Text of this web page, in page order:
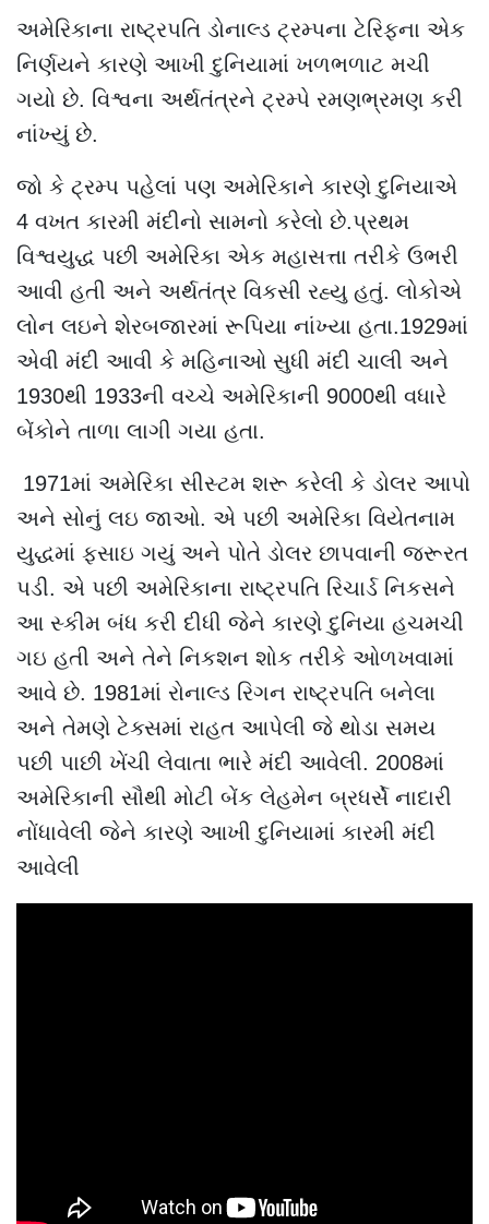
અમેરિકાના રાષ્ટ્રપતિ ડોનાલ્ડ ટ્રમ્પના ટેરિફના એક
નિર્ણયને કારણે આખી દુનિયામાં ખળભળાટ મચી
ગયો છે. વિશ્વના અર્થતંત્રને ટ્રમ્પે રમણભ્રમણ કરી
નાંખ્યું છે.
જો કે ટ્રમ્પ પહેલાં પણ અમેરિકાને કારણે દુનિયાએ
4 વખત કારમી મંદીનો સામનો કરેલો છે.પ્રથમ
વિશ્વયુદ્ધ પછી અમેરિકા એક મહાસત્તા તરીકે ઉભરી
આવી હતી અને અર્થતંત્ર વિકસી રહ્યુ હતું. લોકોએ
લોન લઇને શેરબજારમાં રૂપિયા નાંખ્યા હતા.1929માં
એવી મંદી આવી કે મહિનાઓ સુધી મંદી ચાલી અને
1930થી 1933ની વચ્ચે અમેરિકાની 9000થી વધારે
બેંકોને તાળા લાગી ગયા હતા.
1971માં અમેરિકા સીસ્ટમ શરૂ કરેલી કે ડોલર આપો
અને સોનું લઇ જાઓ. એ પછી અમેરિકા વિયેતનામ
યુદ્ધમાં ફસાઇ ગયું અને પોતે ડોલર છાપવાની જરૂરત
પડી. એ પછી અમેરિકાના રાષ્ટ્રપતિ રિચાર્ડ નિકસને
આ સ્કીમ બંધ કરી દીધી જેને કારણે દુનિયા હચમચી
ગઇ હતી અને તેને નિકશન શોક તરીકે ઓળખવામાં
આવે છે. 1981માં રોનાલ્ડ રિગન રાષ્ટ્રપતિ બનેલા
અને તેમણે ટેક્સમાં રાહત આપેલી જે થોડા સમય
પછી પાછી ખેંચી લેવાતા ભારે મંદી આવેલી. 2008માં
અમેરિકાની સૌથી મોટી બેંક લેહમેન બ્રધર્સે નાદારી
નોંધાવેલી જેને કારણે આખી દુનિયામાં કારમી મંદી
આવેલી